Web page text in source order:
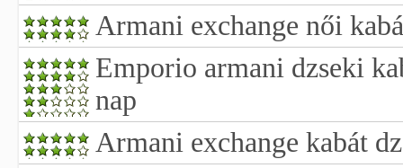
Armani exchange női
Emporio armani dzseki
nap
Armani exchange kabát